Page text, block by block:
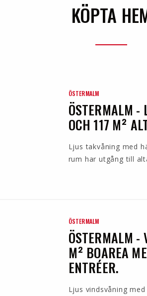
KÖPTA
ÖSTERMALM
ÖSTERMALM -
OCH 117 M²
Ljus takvåning med
rum har utgång till
ÖSTERMALM
ÖSTERMALM -
M² BOAREA
ENTRÉER.
Ljus vindsvåning